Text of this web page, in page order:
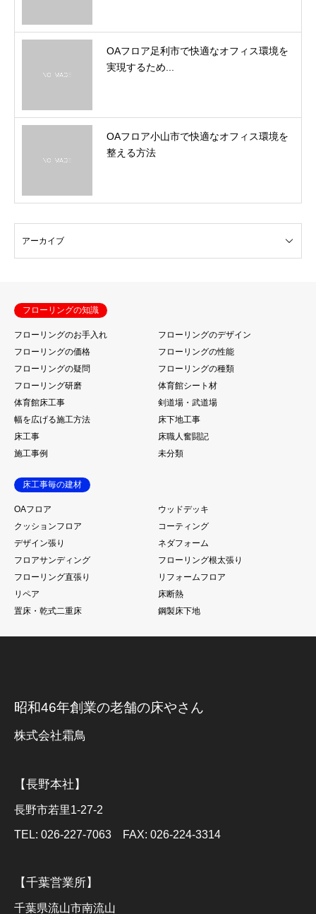
OAフロア足利市で快適なオフィス環境を
実現するため...
OAフロア小山市で快適なオフィス環境を
整える方法
フローリングの知識
フローリングのお手入れ
フローリングのデザイン
フローリングの価格
フローリングの性能
フローリングの疑問
フローリングの種類
フローリング研磨
体育館シート材
体育館床工事
剣道場・武道場
幅を広げる施工方法
床下地工事
床工事
床職人奮闘記
施工事例
未分類
床工事毎の建材
OAフロア
ウッドデッキ
クッションフロア
コーティング
デザイン張り
ネダフォーム
フロアサンディング
フローリング根太張り
フローリング直張り
リフォームフロア
リペア
床断熱
置床・乾式二重床
鋼製床下地
昭和46年創業の老舗の床やさん
株式会社霜鳥
【長野本社】
長野市若里1-27-2
TEL: 026-227-7063 FAX: 026-224-3314
【千葉営業所】
千葉県流山市南流山